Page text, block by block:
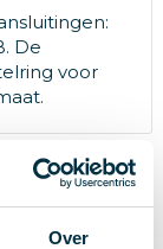
Over
De
voor